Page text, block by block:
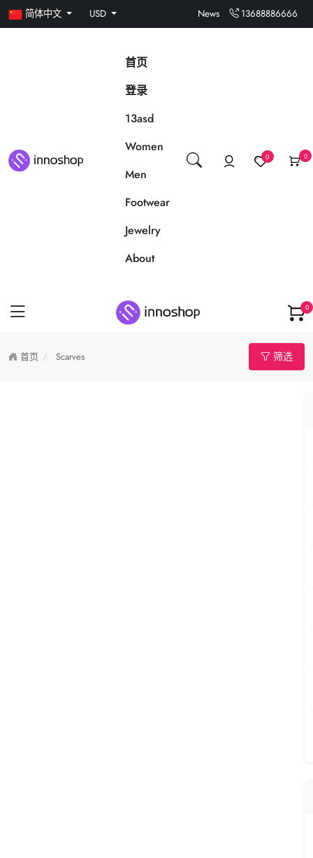
简体中文 USD News 13688886666
首页
登录
13asd
Women
Men
Footwear
Jewelry
About
0 0
0
首页 Scarves 筛选